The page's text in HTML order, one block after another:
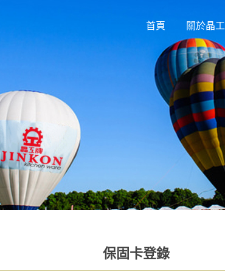
首頁 關於晶工
保固卡登錄